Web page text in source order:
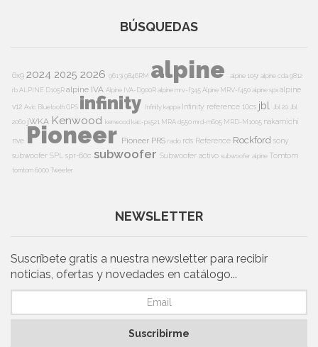
BÚSQUEDAS
6x9 2024 2025 2026 9613i9846RM alpine alpine 105r alpine cda 9812
rbALPINE D105Ralpine IVA Alpine IVA-D900Ralpine mrv-f345Alpine MRV-f450alpine spxalpine
v12 Avic BluetoothGPS infinity Infinity kappa Infinity reference 10cs jbl Jbl 20 Jbl
2060 jWKA Kenwood kenwood kac-ps521 MRA d550mrd-m605 MRD-M1005 nakamichi
nve Pioneer Pioneer PRS radio rds Reference Rockford sony
subwoofer SPL spr-60c subwoofer Subwoofer activo subwoofer alpine Tomtom
tomtom 6000Tweeter
NEWSLETTER
Suscríbete gratis a nuestra newsletter para recibir
noticias, ofertas y novedades en catálogo...
Suscribirme